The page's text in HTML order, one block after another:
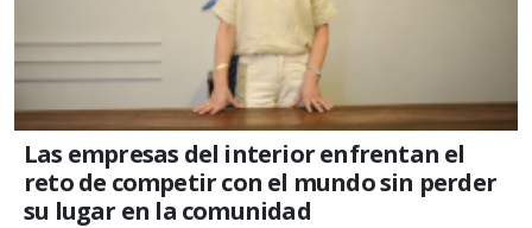
Las empresas del interior enfrentan el
reto de competir con el mundo sin perder
su lugar en la comunidad